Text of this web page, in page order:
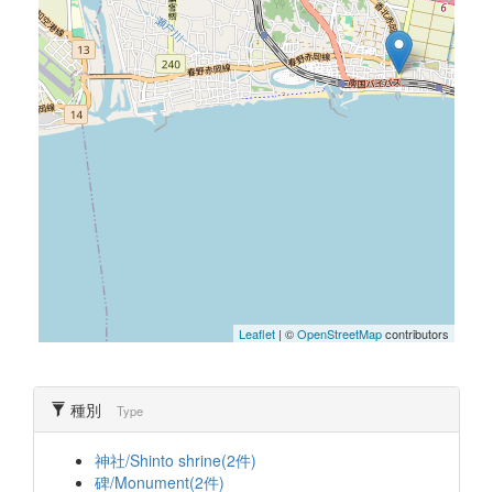
Leaflet | ©OpenStreetMapcontributors
種別 Type
神社/Shinto shrine(2件)
碑/Monument(2件)